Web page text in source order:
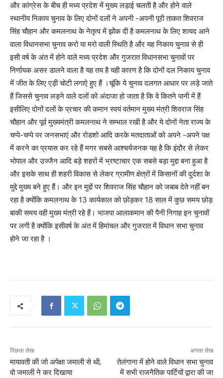
और कांग्रेस के बीच ही मध्य प्रदेश में मुख्य लड़ाई चलती है और होने वाले
स्थानीय निकाय चुनाव के लिए दोनों दलों ने अपनी -अपनी पूरी ताकत शिवराज
सिंह चौहान और कमलनाथ के नेतृत्व में झोंक दी है कमलनाथ के लिए शायद आने
वाला विधानसभा चुनाव करो या मरो वाली स्थिति है और यह निकाय चुनाव से ही
इसी वर्ष के अंत में होने वाले मध्य प्रदेश और गुजरात विधानसभा चुनावों पर
निर्णायक असर डालने वाला है यह तय है यही कारण है कि दोनों दल निकाय चुनाव
में जीत के लिए एड़ी चोटी लगाऐ हुए हैं ।चूंकि ये चुनाव दलगत आधार पर लड़े जाते
हैं जिससे चुनाव लड़ने वाले दलों को अंदाजा हो जाता है कि वे कितने पानी में हैं
इसीलिए दोनों दलों के प्रचार की कमान स्वयं वर्तमान मुख्य मंत्री शिवराज सिंह
चौहान और पूर्व मुख्यमंत्री कमलनाथ ने सम्भाल रखी है और ये दोनों नेता राज्य के
चप्पे-चप्पे पर जनसभाएं और रोडशो आदि करके मतदाताओं को अपने -अपने पक्ष
में करने का प्रयास कर रहे हैं मगर सबसे आश्चर्यजनक यह है कि इंदौर से लेकर
भोपाल और उज्जैन आदि बड़े शहरों में भ्रष्टाचार एक सबसे बड़ा मुद्दा बना हुआ है
और इसके साथ ही शहरी विकास से लेकर ग्रामीण क्षेत्रों में किसानों की दुर्दशा के
मुद्दे मुख्य बने हुए हैं। और इन मुद्दों पर शिवराज सिंह चौहान को जबाब देते नहीं बन
रहा है क्योंकि कमलनाथ के 13 कार्यकाल को छोड़कर 18 साल में कुछ समय छोड़
बाकी समय वही मुख्य मंत्री रहे हैं। भाजपा आलाकमान की पैनी निगाह इन चुनावों
पर लगी है क्योंकि इसीवर्ष के अंत में हिमांचल और गुजरात में विधान सभा चुनाव
होने जा रहा है ।
पिछला लेख
मायावती की जो अपेक्षा जमाली से थी,
वो जमाली ने कर दिखाया
अगला लेख
तेलंगाना में होने वाले विधान सभा चुनाव
में सभी राजनैतिक पार्टियों द्वारा की जा